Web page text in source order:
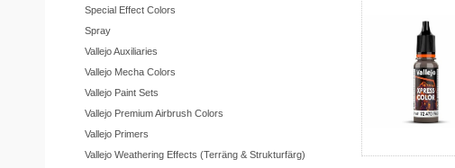
Special Effect Colors
Spray
Vallejo Auxiliaries
Vallejo Mecha Colors
Vallejo Paint Sets
Vallejo Premium Airbrush Colors
Vallejo Primers
Vallejo Weathering Effects (Terräng & Strukturfärg)